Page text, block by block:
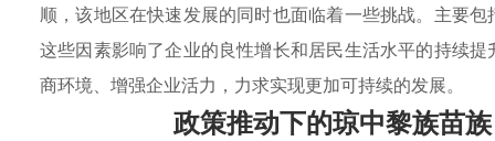
顺，该地区在快速发展的同时也面临着一些挑战。主要
这些因素影响了企业的良性增长和居民生活水平的持续
商环境、增强企业活力，力求实现更加可持续的发展。
政策推动下的琼中黎族苗